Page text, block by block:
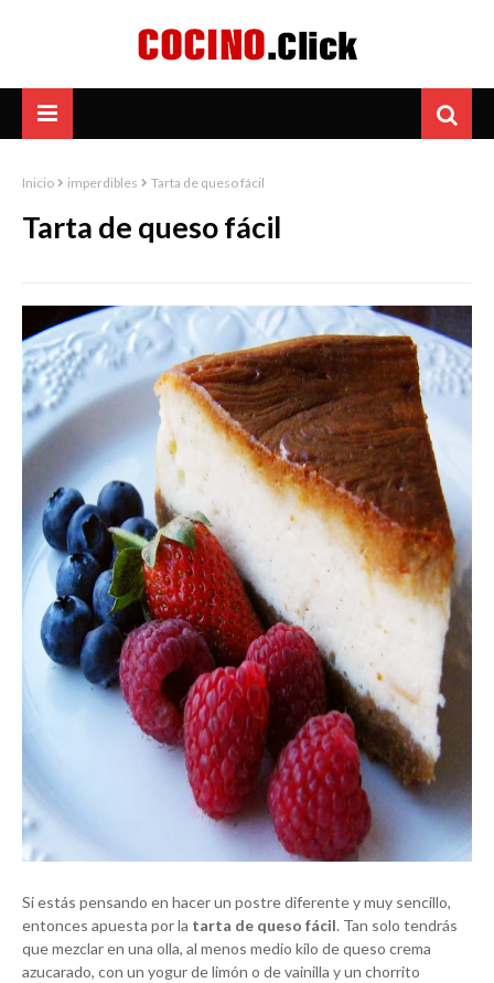
Inicio imperdibles Tarta de queso fácil
Tarta de queso fácil
Si estás pensando en hacer un postre diferente y muy sencillo,
entonces apuesta por la tarta de queso fácil. Tan solo tendrás
que mezclar en una olla, al menos medio kilo de queso crema
azucarado, con un yogur de limón o de vainilla y un chorrito